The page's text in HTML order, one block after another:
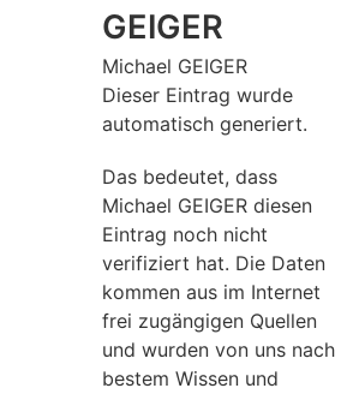
GEIGER
Michael GEIGER
Dieser Eintrag wurde
automatisch generiert.
Das bedeutet, dass
Michael GEIGER diesen
Eintrag noch nicht
verifiziert hat. Die Daten
kommen aus im Internet
frei zugängigen Quellen
und wurden von uns nach
bestem Wissen und